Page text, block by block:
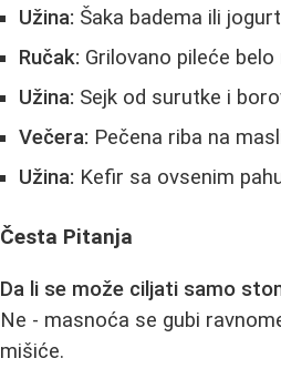
Užina: Šaka badema ili
Ručak: Grilovano pileće
Užina: Sejk od surutke i
Večera: Pečena riba na
Užina: Kefir sa ovsenim
Česta Pitanja
Da li se može ciljati samo
Ne - masnoća se gubi
mišiće.